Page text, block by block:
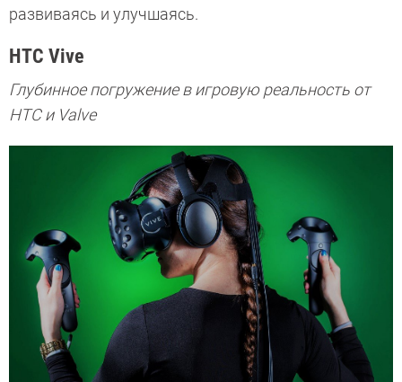
развиваясь и улучшаясь.
HTC Vive
Глубинное погружение в игровую реальность от
HTC и Valve